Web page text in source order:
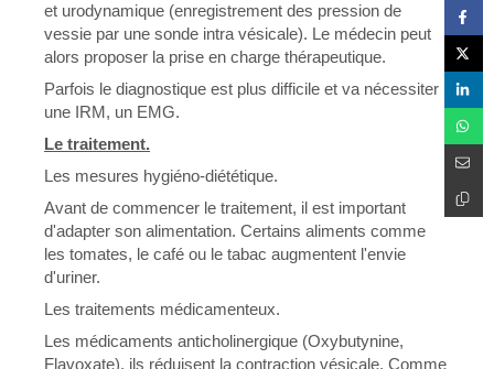
et urodynamique (enregistrement des pression de
vessie par une sonde intra vésicale). Le médecin peut
alors proposer la prise en charge thérapeutique.
Parfois le diagnostique est plus difficile et va nécessiter
une IRM, un EMG.
Le traitement.
Les mesures hygiéno-diététique.
Avant de commencer le traitement, il est important
d'adapter son alimentation. Certains aliments comme
les tomates, le café ou le tabac augmentent l'envie
d'uriner.
Les traitements médicamenteux.
Les médicaments anticholinergique (Oxybutynine,
Flavoxate), ils réduisent la contraction vésicale. Comme